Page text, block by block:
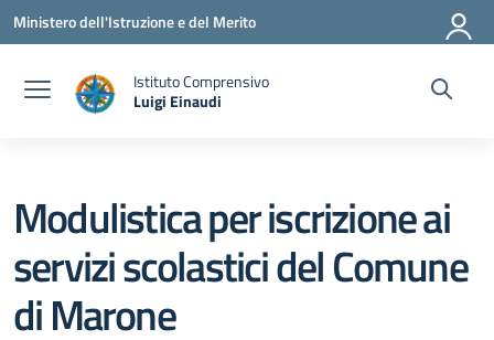
Vai ai contenuti
Vai al menu di navigazione
Vai al footer
Ministero dell'Istruzione e del Merito
Istituto Comprensivo
Luigi Einaudi
— Visita la pagina iniziale della scuola
Modulistica per iscrizione ai
servizi scolastici del Comune
di Marone